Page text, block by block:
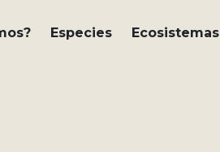
Especies Ecosistemas